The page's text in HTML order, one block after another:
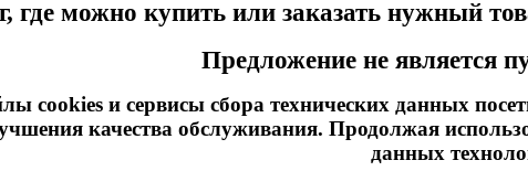
где можно купить или заказать нужный
Предложение не является
cookies и сервисы сбора технических данных
качества обслуживания. Продолжая
данных